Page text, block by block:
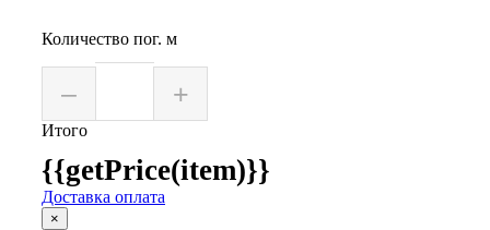
Количество пог. м
– +
Итого
{{getPrice(item)}}
Доставка оплата
×